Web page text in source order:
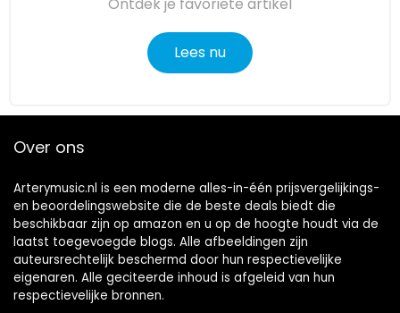
Ontdek je favoriete artikel
Lees nu
Over ons
Arterymusic.nl is een moderne alles-in-één prijsvergelijkings-
en beoordelingswebsite die de beste deals biedt die
beschikbaar zijn op amazon en u op de hoogte houdt via de
laatst toegevoegde blogs. Alle afbeeldingen zijn
auteursrechtelijk beschermd door hun respectievelijke
eigenaren. Alle geciteerde inhoud is afgeleid van hun
respectievelijke bronnen.